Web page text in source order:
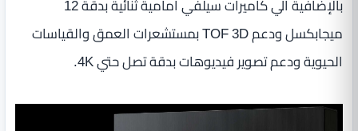
بالإضافية الي كاميرات سيلفي أمامية ثنائية بدقة 12
ميجابكسل ودعم TOF 3D بمستشعرات العمق والقياسات
الحيوية ودعم تصوير فيديوهات بدقة تصل حتي 4K.